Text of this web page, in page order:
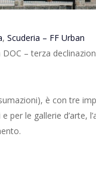
, Scuderia – FF Urban
– terza
è con tre
le gallerie d’arte,